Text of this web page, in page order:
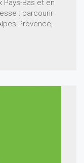
Bas et en
: parcourir
Provence,